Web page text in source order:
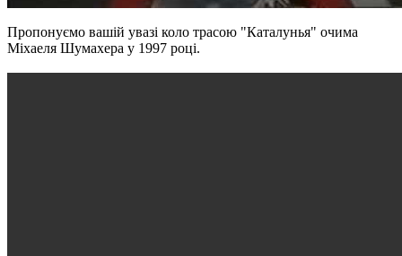
Пропонуємо вашій увазі коло трасою "Каталунья" очима
Міхаеля Шумахера у 1997 році.